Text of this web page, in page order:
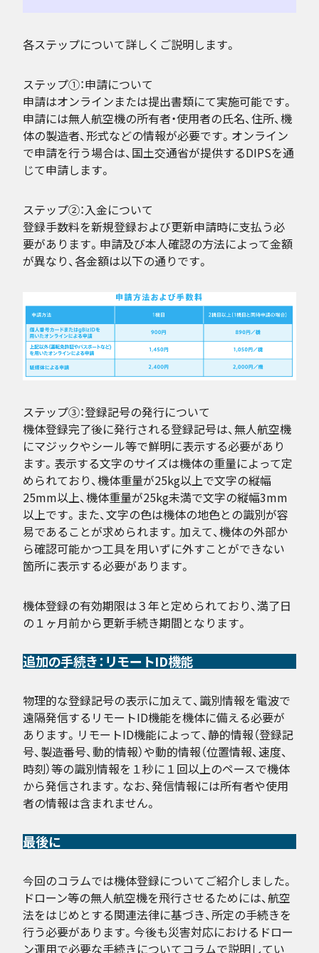
各ステップについて詳しくご説明します。
ステップ①：申請について
申請はオンラインまたは提出書類にて実施可能です。
申請には無人航空機の所有者・使用者の氏名、住所、機
体の製造者、形式などの情報が必要です。オンライン
で申請を行う場合は、国土交通省が提供するDIPSを通
じて申請します。
ステップ②：入金について
登録手数料を新規登録および更新申請時に支払う必
要があります。申請及び本人確認の方法によって金額
が異なり、各金額は以下の通りです。
ステップ③：登録記号の発行について
機体登録完了後に発行される登録記号は、無人航空機
にマジックやシール等で鮮明に表示する必要があり
ます。表示する文字のサイズは機体の重量によって定
められており、機体重量が25kg以上で文字の縦幅
25mm以上、機体重量が25kg未満で文字の縦幅3mm
以上です。また、文字の色は機体の地色との識別が容
易であることが求められます。加えて、機体の外部か
ら確認可能かつ工具を用いずに外すことができない
箇所に表示する必要があります。
機体登録の有効期限は３年と定められており、満了日
の１ヶ月前から更新手続き期間となります。
追加の手続き：リモートID機能
物理的な登録記号の表示に加えて、識別情報を電波で
遠隔発信するリモートID機能を機体に備える必要が
あります。リモートID機能によって、静的情報（登録記
号、製造番号、動的情報）や動的情報（位置情報、速度、
時刻）等の識別情報を１秒に１回以上のペースで機体
から発信されます。なお、発信情報には所有者や使用
者の情報は含まれません。
最後に
今回のコラムでは機体登録についてご紹介しました。
ドローン等の無人航空機を飛行させるためには、航空
法をはじめとする関連法律に基づき、所定の手続きを
行う必要があります。今後も災害対応におけるドロー
ン運用で必要な手続きについてコラムで説明してい